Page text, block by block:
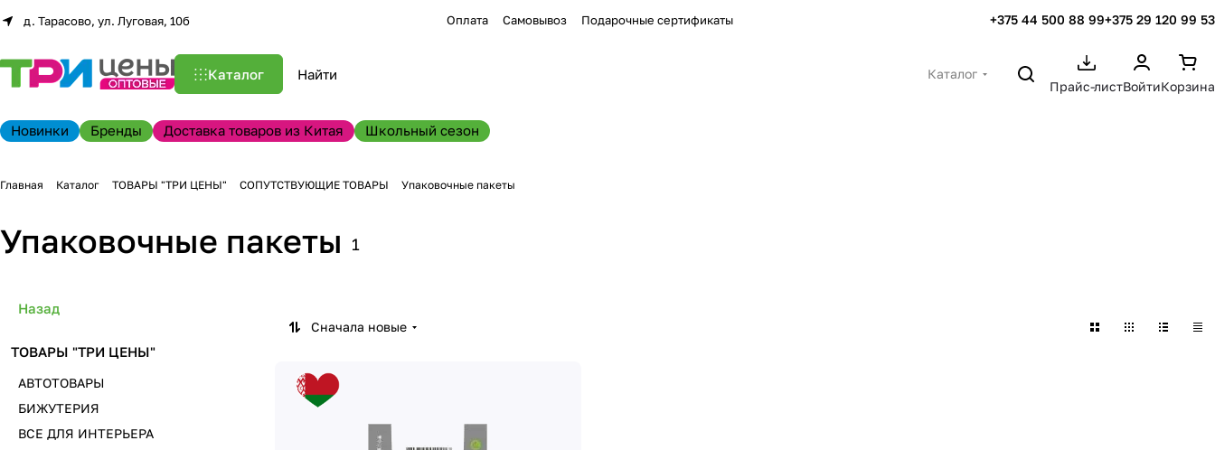
д. Тарасово, ул. Луговая, 10б Оплата Самовывоз Подарочные сертификаты +375 44 500 88 99+375 29 120 99 53
Каталог
Каталог
Прайс-листВойтиКорзина
Новинки Бренды Доставка товаров из Китая Школьный сезон
Главная Каталог ТОВАРЫ "ТРИ ЦЕНЫ" СОПУТСТВУЮЩИЕ ТОВАРЫ Упаковочные пакеты
Упаковочные пакеты 1
Сначала новые
Назад
ТОВАРЫ "ТРИ ЦЕНЫ"
АВТОТОВАРЫ
БИЖУТЕРИЯ
ВСЕ ДЛЯ ИНТЕРЬЕРА